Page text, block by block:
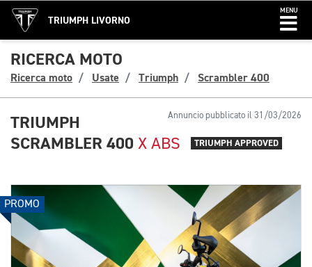
TRIUMPH LIVORNO
MENU
RICERCA MOTO
Ricerca moto Usate Triumph Scrambler 400
Annuncio pubblicato il 31/03/2026
TRIUMPH
SCRAMBLER 400 X ABS TRIUMPH APPROVED
PROMO